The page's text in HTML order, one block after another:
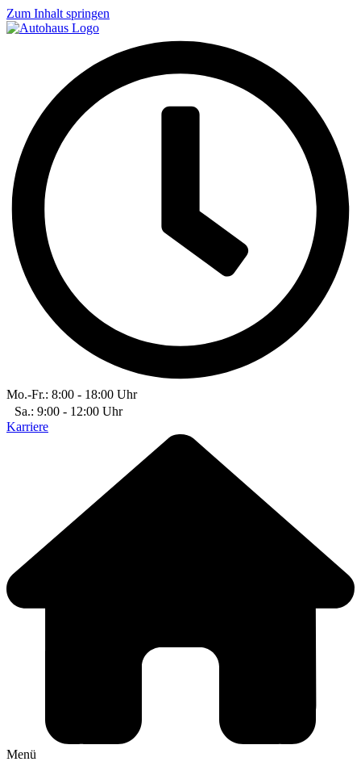
Zum Inhalt springen
Mo.-Fr.: 8:00 - 18:00 Uhr
Sa.: 9:00 - 12:00 Uhr
Karriere
Menü